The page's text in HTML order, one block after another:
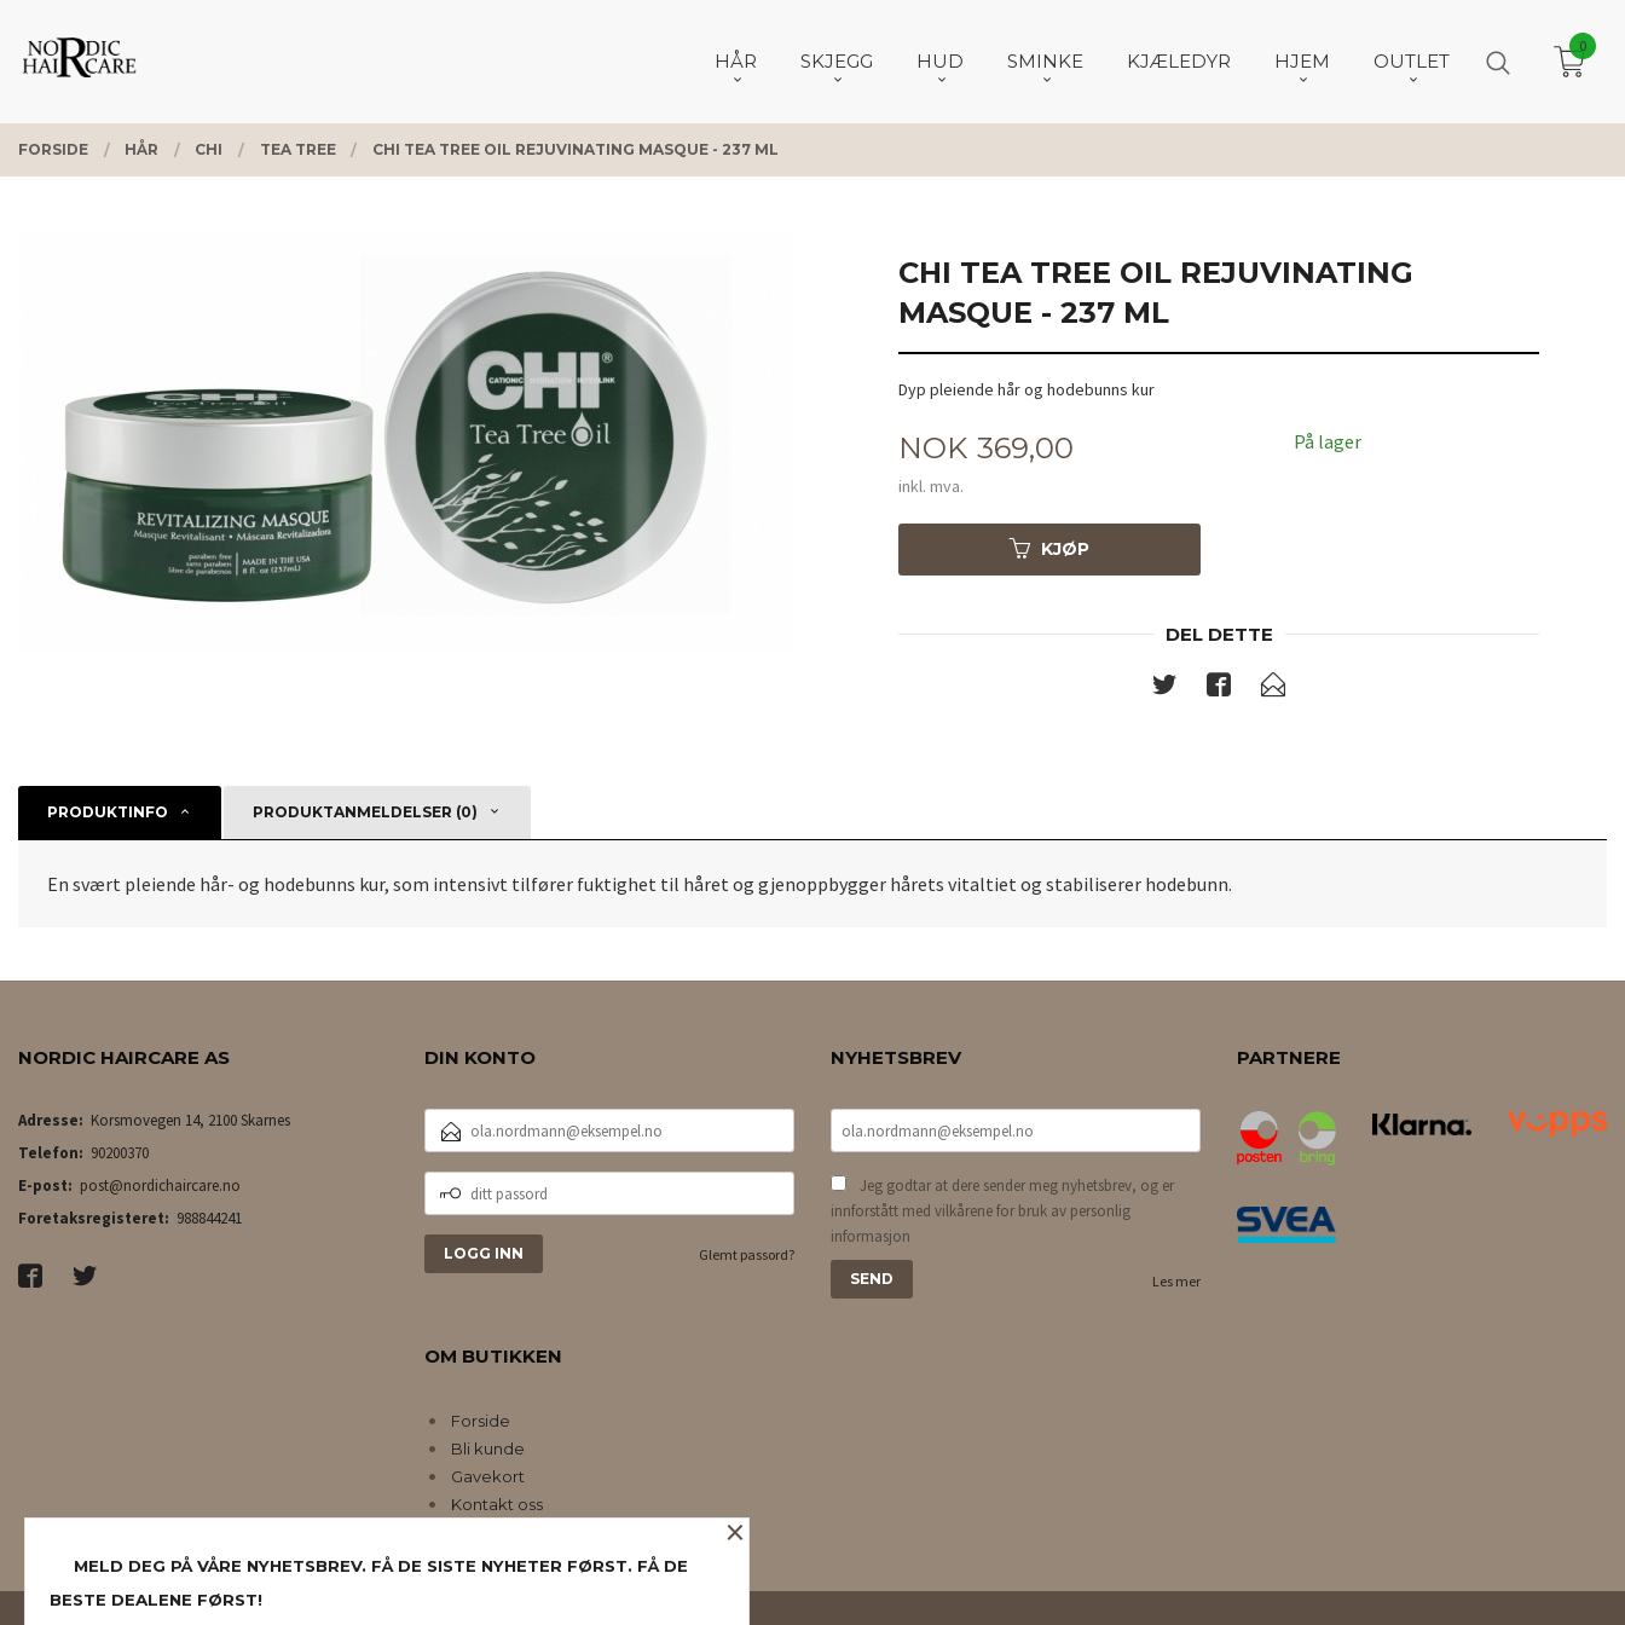
innholdet
PRODUKTER
HÅR SKJEGG HUD SMINKE KJÆLEDYR HJEM OUTLET
0
FORSIDE HÅR CHI TEA TREE CHI TEA TREE OIL REJUVINATING MASQUE - 237 ML
CHI TEA TREE OIL REJUVINATING
MASQUE - 237 ML
Dyp pleiende hår og hodebunns kur
Pris
NOK 369,00
inkl. mva.
På lager
KJØP
DEL DETTE
PRODUKTINFO PRODUKTANMELDELSER (0)
En svært pleiende hår- og hodebunns kur, som intensivt tilfører fuktighet til håret og gjenoppbygger hårets vitaltiet og stabiliserer hodebunn.
NORDIC HAIRCARE AS
Adresse: Korsmovegen 14, 2100 Skarnes
Telefon: 90200370
E-post: post@nordichaircare.no
Foretaksregisteret: 988844241
DIN KONTO
POSTADRESSE
PASSORD
Glemt passord?
OM BUTIKKEN
Forside
Bli kunde
Gavekort
Kontakt oss
NYHETSBREV
Jeg godtar at dere sender meg nyhetsbrev, og er
innforstått med vilkårene for bruk av personlig
informasjon
Les mer
PARTNERE
×
MELD DEG PÅ VÅRE NYHETSBREV. FÅ DE SISTE NYHETER FØRST. FÅ DE
BESTE DEALENE FØRST!